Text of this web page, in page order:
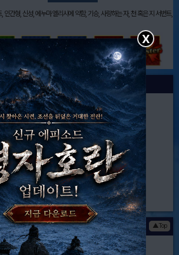
, 인간형, 신성, 에누마 엘리시에 약함, 기승, 사랑하는 자, 천 혹은 지 서번트,
인게임 이미지
액티브 스킬 정보 ▲Top
X